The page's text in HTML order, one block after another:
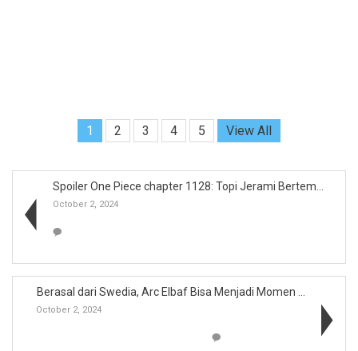
1 2 3 4 5 View All
Spoiler One Piece chapter 1128: Topi Jerami Bertem...
October 2, 2024
Berasal dari Swedia, Arc Elbaf Bisa Menjadi Momen ...
October 2, 2024